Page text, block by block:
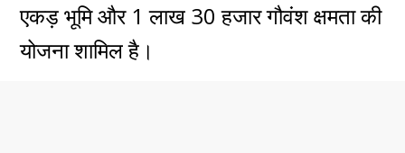
एकड़ भूमि और 1 लाख 30 हजार गौवंश क्षमता की
योजना शामिल है।